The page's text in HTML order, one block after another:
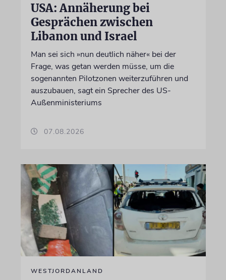
USA: Annäherung bei
Gesprächen zwischen
Libanon und Israel
Man sei sich »nun deutlich näher« bei der
Frage, was getan werden müsse, um die
sogenannten Pilotzonen weiterzuführen und
auszubauen, sagt ein Sprecher des US-
Außenministeriums
07.08.2026
WESTJORDANLAND